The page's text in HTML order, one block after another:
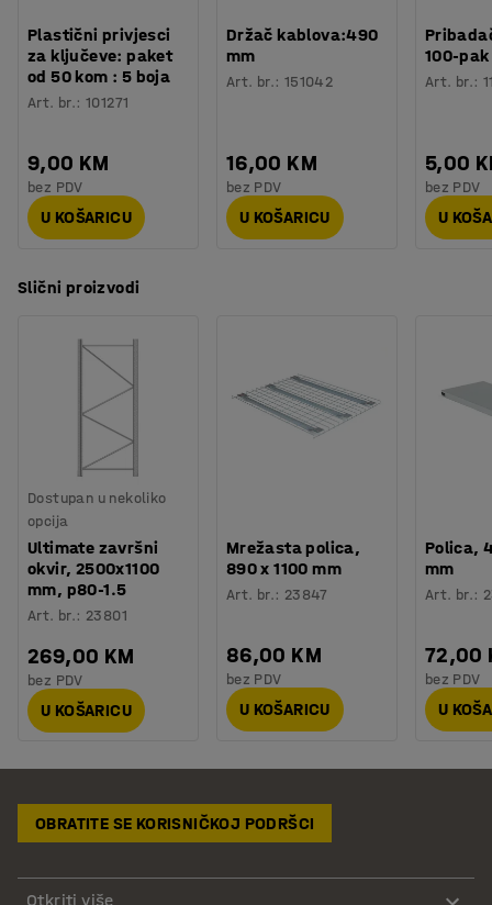
Plastični privjesci
za ključeve: paket
od 50 kom : 5 boja
Art. br.:101271
9,00 KM
bez PDV
U KOŠARICU
Držač kablova:490
mm
Art. br.: 151042
16,00 KM
bez PDV
U KOŠARICU
100-pak
Art. br.:
5,00
bez PDV
U
Slični proizvodi
Dostupan u nekoliko
opcija
Ultimate završni
okvir, 2500x1100
mm, p80-1.5
Art. br.: 23801
269,00 KM
bez PDV
U KOŠARICU
Mrežasta polica,
890 x 1100 mm
Art. br.: 23847
86,00 KM
bez PDV
U KOŠARICU
Polica,
mm
Art. br.:
72,00
bez PDV
U
OBRATITE SE KORISNIČKOJ PODRŠCI
Otkriti više